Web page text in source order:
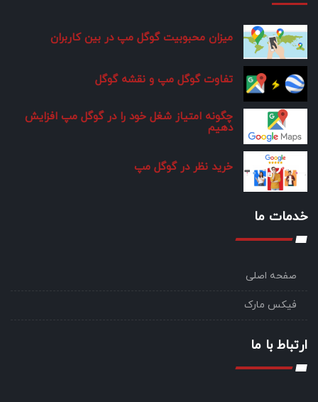
میزان محبوبیت گوگل مپ در بین کاربران
تفاوت گوگل مپ و نقشه گوگل
چگونه امتیاز شغل خود را در گوگل مپ افزایش
دهیم
خرید نظر در گوگل مپ
خدمات ما
صفحه اصلی
فیکس مارک
ارتباط با ما